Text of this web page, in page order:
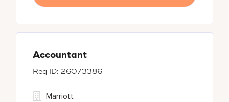
Accountant
26073386
Marriott